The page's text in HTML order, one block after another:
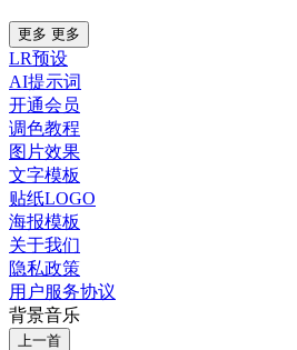
更多 更多
LR预设
AI提示词
开通会员
调色教程
图片效果
文字模板
贴纸LOGO
海报模板
关于我们
隐私政策
用户服务协议
背景音乐
上一首